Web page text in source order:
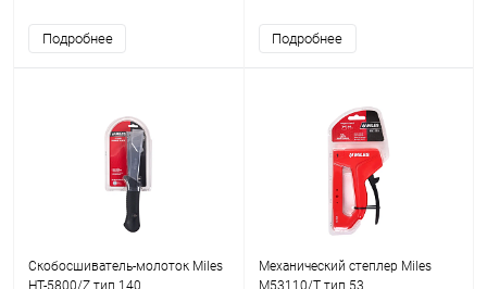
Подробнее Подробнее
Скобосшиватель-молоток Miles
HT-5800/Z тип 140
Механический степлер Miles
M53110/T тип 53